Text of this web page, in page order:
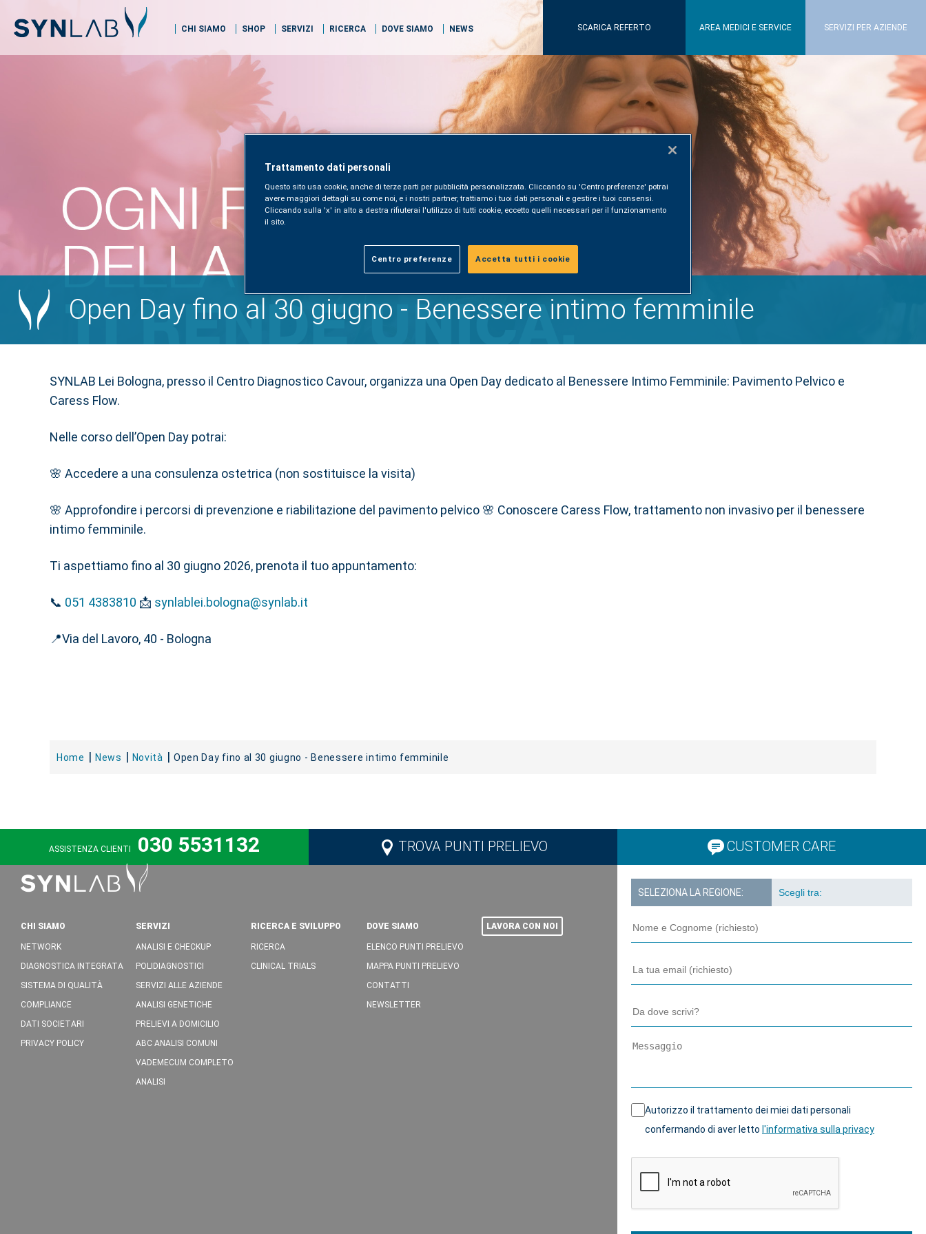
CHI SIAMO SHOP SERVIZI RICERCA DOVE SIAMO NEWS SCARICA REFERTO AREA MEDICI E SERVICE SERVIZI PER AZIENDE
Open Day fino al 30 giugno - Benessere intimo femminile
SYNLAB Lei Bologna, presso il Centro Diagnostico Cavour, organizza una Open Day dedicato al Benessere Intimo Femminile: Pavimento Pelvico e
Caress Flow.
Nelle corso dell’Open Day potrai:
🌸 Accedere a una consulenza ostetrica (non sostituisce la visita)
🌸 Approfondire i percorsi di prevenzione e riabilitazione del pavimento pelvico 🌸 Conoscere Caress Flow, trattamento non invasivo per il benessere
intimo femminile.
Ti aspettiamo fino al 30 giugno 2026, prenota il tuo appuntamento:
📞 051 4383810 📩 synlablei.bologna@synlab.it
📍Via del Lavoro, 40 - Bologna
Home News Novità Open Day fino al 30 giugno - Benessere intimo femminile
ASSISTENZA CLIENTI 030 5531132 TROVA PUNTI PRELIEVO CUSTOMER CARE
SELEZIONA LA REGIONE:
Autorizzo il trattamento dei miei dati personali
confermando di aver letto l'informativa sulla privacy
CHI SIAMO
NETWORK
DIAGNOSTICA INTEGRATA
SISTEMA DI QUALITÀ
COMPLIANCE
DATI SOCIETARI
PRIVACY POLICY
SERVIZI
ANALISI E CHECKUP
POLIDIAGNOSTICI
SERVIZI ALLE AZIENDE
ANALISI GENETICHE
PRELIEVI A DOMICILIO
ABC ANALISI COMUNI
VADEMECUM COMPLETO
ANALISI
RICERCA E SVILUPPO
RICERCA
CLINICAL TRIALS
DOVE SIAMO
ELENCO PUNTI PRELIEVO
MAPPA PUNTI PRELIEVO
CONTATTI
NEWSLETTER
LAVORA CON NOI
Trattamento dati personali
Questo sito usa cookie, anche di terze parti per pubblicità personalizzata. Cliccando su 'Centro preferenze' potrai
avere maggiori dettagli su come noi, e i nostri partner, trattiamo i tuoi dati personali e gestire i tuoi consensi.
Cliccando sulla 'x' in alto a destra rifiuterai l'utilizzo di tutti cookie, eccetto quelli necessari per il funzionamento
il sito.
Centro preferenze Accetta tutti i cookie